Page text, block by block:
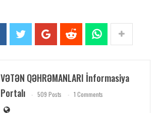
VƏTƏN QƏHRƏMANLARI İnformasiya
Portalı
509 Posts 1 Comments